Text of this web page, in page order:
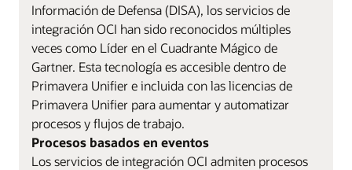
Información de Defensa (DISA), los servicios de
integración OCI han sido reconocidos múltiples
veces como Líder en el Cuadrante Mágico de
Gartner. Esta tecnología es accesible dentro de
Primavera Unifier e incluida con las licencias de
Primavera Unifier para aumentar y automatizar
procesos y flujos de trabajo.
Procesos basados en eventos
Los servicios de integración OCI admiten procesos